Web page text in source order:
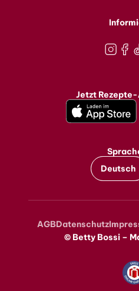
Jetzt
Deutsch
AGBDatenschutz
© Betty Bossi –